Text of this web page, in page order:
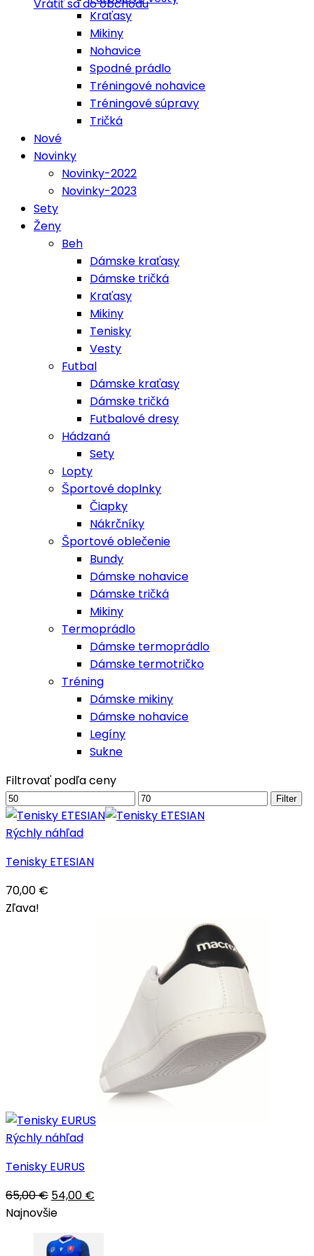
Vrátiť sa do obchodu
Kraťasy
Mikiny
Nohavice
Spodné prádlo
Tréningové nohavice
Tréningové súpravy
Tričká
Nové
Novinky
Novinky-2022
Novinky-2023
Sety
Ženy
Beh
Dámske kraťasy
Dámske tričká
Kraťasy
Mikiny
Tenisky
Vesty
Futbal
Dámske kraťasy
Dámske tričká
Futbalové dresy
Hádzaná
Sety
Lopty
Športové doplnky
Čiapky
Nákrčníky
Športové oblečenie
Bundy
Dámske nohavice
Dámske tričká
Mikiny
Termoprádlo
Dámske termoprádlo
Dámske termotričko
Tréning
Dámske mikiny
Dámske nohavice
Legíny
Sukne
Filtrovať podľa ceny
Minimálna
cena
Maximálna
cena
Filter
Rýchly náhľad
Tenisky ETESIAN
70,00 €
Zľava!
Rýchly náhľad
Tenisky EURUS
65,00€ Pôvodná
cena
bola:
65,00 €.
54,00 €
Najnovšie